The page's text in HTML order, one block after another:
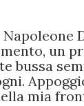
un
bussa
mia